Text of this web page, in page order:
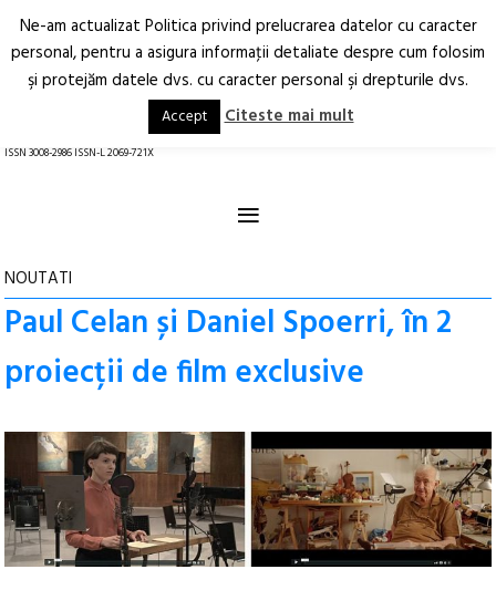
Arhitectură.
Oraș.
RO EN
ISSN 3008-2986 ISSN-L 2069-721X
≡
NOUTATI
Paul Celan și Daniel Spoerri, în 2
proiecții de film exclusive
Ne-am actualizat Politica privind prelucrarea datelor cu caracter
personal, pentru a asigura informaţii detaliate despre cum folosim
şi protejăm datele dvs. cu caracter personal şi drepturile dvs.
Accept Citeste mai mult